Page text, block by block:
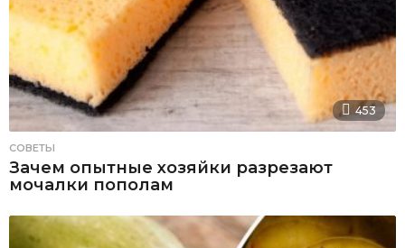
453
СОВЕТЫ
Зачем опытные хозяйки разрезают
мочалки пополам